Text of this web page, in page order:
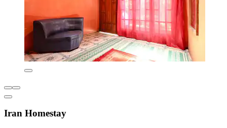
Iran Homestay